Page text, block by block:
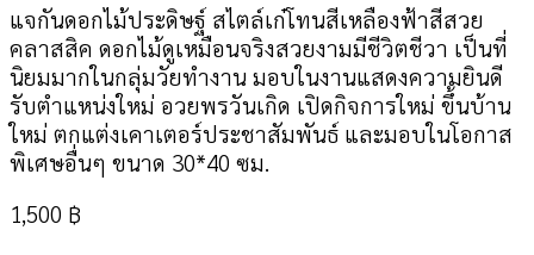
แจกันดอกไม้ประดิษฐ์ สไตล์เก๋โทนสีเหลืองฟ้าสีสวย
คลาสสิค ดอกไม้ดูเหมือนจริงสวยงามมีชีวิตชีวา เป็นที่
นิยมมากในกลุ่มวัยทำงาน มอบในงานแสดงความยินดี
รับตำแหน่งใหม่ อวยพรวันเกิด เปิดกิจการใหม่ ขึ้นบ้าน
ใหม่ ตกแต่งเคาเตอร์ประชาสัมพันธ์ และมอบในโอกาส
พิเศษอื่นๆ ขนาด 30*40 ซม.
1,500 ฿